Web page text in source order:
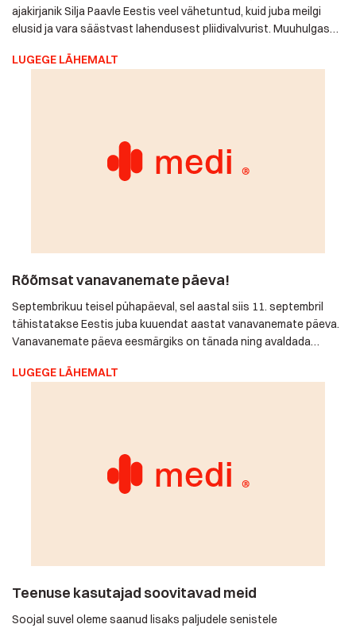
omapäi kodus hakkama saada ning sooja toitu valmistada või
soojendada. Kindlasti aitab see kaasa eakate iseseisvale
tähistatakse Eestis juba kuuendat aastat vanavanemate
päeva. Vanavanemate päeva eesmärgiks on tänada ning
avaldada austust vanavanematele laste ja lastelaste
kasvatamise, jagatud hoole ning armastuse eest. Tähtpäev
aitab lastel saada teadlikumaks sellest, millist tugevust,
teadmisi ja elutarkust vanavanemad pakuvad ning tihendab eri
austusavaldus ka riigi […]
LUGEGE LÄHEMALT
rahuolevatele häirenuputeenuse tellijatele häid sõnu ja
soovitusi ka värskematelt teenusega liitunutelt. Näiteks tänab
meid südamest Heiki-Andres Tartust: "Tänan teid südamest
osutatud abi eest. Aitäh, et te olemas olete!" Kersti
LUGEGE LÄHEMALT